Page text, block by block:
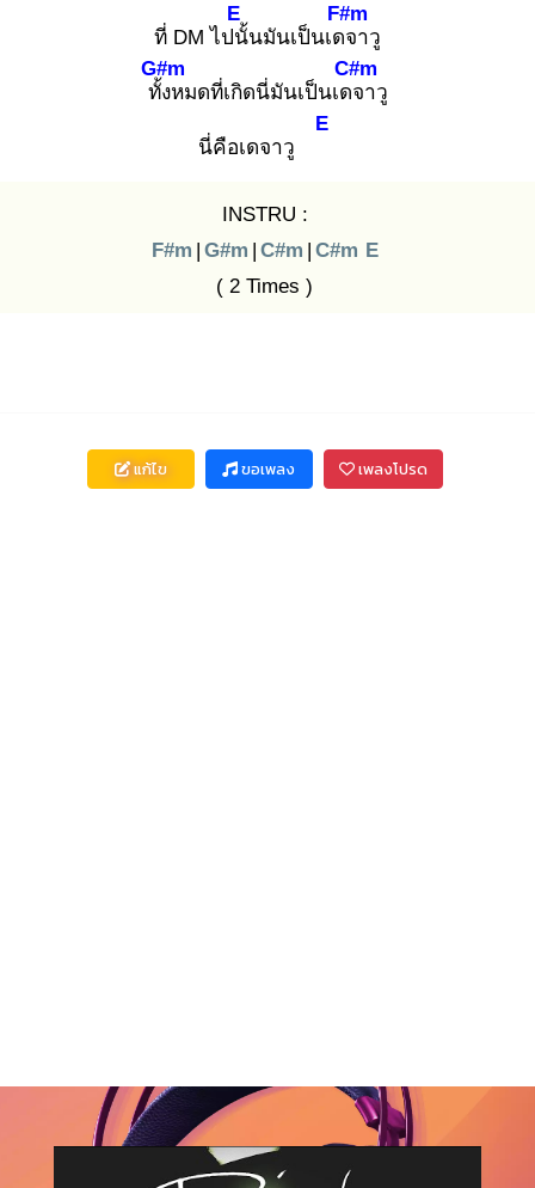
ที่ DM ไปนั้
E
นมันเป็นเดจ
F#m
าวู
ทั้ง
G#m
หมดที่เกิดนี่มันเป็นเดจ
C#m
าวู
นี่คือเดจาวู
E
INSTRU :
F#m | G#m | C#m | C#m E
( 2 Times )
แก้ไข ขอเพลง เพลงโปรด